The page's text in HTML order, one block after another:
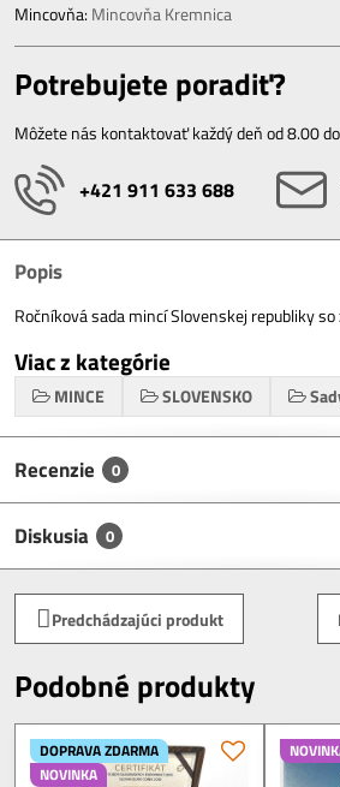
Mincovňa: Mincovňa Kremnica
Potrebujete poradiť?
Môžete nás kontaktovať každý deň od 8.00
+421 911 633 688
Popis
Ročníková sada mincí Slovenskej republiky
Viac z kategórie
MINCE SLOVENSKO
Recenzie 0
Diskusia 0
Predchádzajúci produkt
Podobné produkty
DOPRAVA ZDARMA
NOVINKA